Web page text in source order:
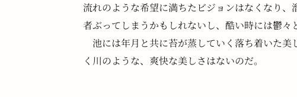
流れのような希望に満ちたビジョンはなくなり
者ぶってしまうかもしれないし、酷い時には鬱々
池には年月と共に苔が蒸していく落ち着いた
く川のような、爽快な美しさはないのだ。